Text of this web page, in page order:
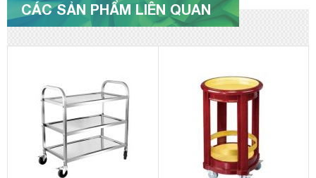
CÁC SẢN PHẨM LIÊN QUAN